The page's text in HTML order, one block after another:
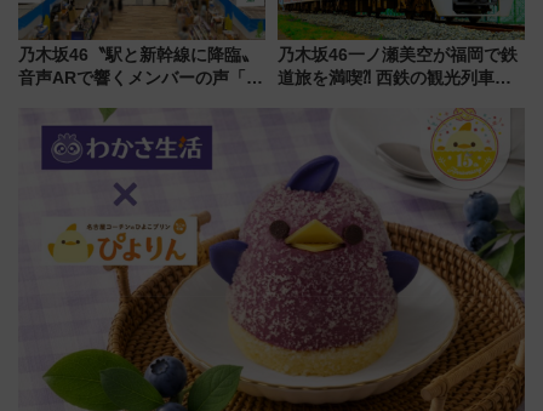
乃木坂46〝駅と新幹線に降臨〟
音声ARで響くメンバーの声「真
乃木坂46一ノ瀬美空が福岡で鉄
道旅を満喫⁈ 西鉄の観光列車
CHIKUGO」で巡る福岡･太宰
府･柳川の旅！YouTubeが公開
に